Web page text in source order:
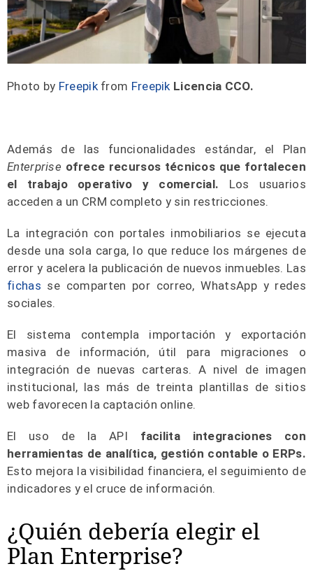
Photo by Freepikfrom Freepik Licencia CCO.
Además de las funcionalidades estándar, el Plan
Enterprise ofrece recursos técnicos que fortalecen
el trabajo operativo y comercial. Los usuarios
acceden a un CRM completo y sin restricciones.
La integración con portales inmobiliarios se ejecuta
desde una sola carga, lo que reduce los márgenes de
error y acelera la publicación de nuevos inmuebles. Las
fichas se comparten por correo, WhatsApp y redes
sociales.
El sistema contempla importación y exportación
masiva de información, útil para migraciones o
integración de nuevas carteras. A nivel de imagen
institucional, las más de treinta plantillas de sitios
web favorecen la captación online.
El uso de la API facilita integraciones con
herramientas de analítica, gestión contable o ERPs.
Esto mejora la visibilidad financiera, el seguimiento de
indicadores y el cruce de información.
¿Quién debería elegir el
Plan Enterprise?